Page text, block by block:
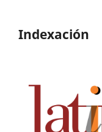
Indexación